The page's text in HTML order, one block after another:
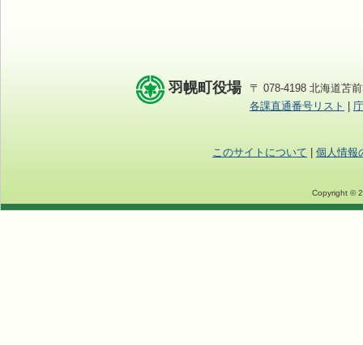
羽幌町役場
〒 078-4198 北海道苫
各課直通番号リスト
このサイトについて 個人情報
Copyright ©